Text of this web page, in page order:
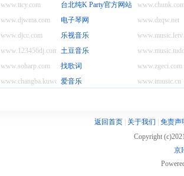
www.ttcy.com
台北纯K Party官方网站
www.djwma.com
www.dzqw.net
电子琴网
www.djcc.com
乐视音乐
www.123456dj.com 土豆音乐
www.soharp.com
www.zgeci.com
找歌词
www.changba.kuwo.cn
www.imusic.cn
爱音乐
返回首页| 关于我们
免责声
Copyright
京